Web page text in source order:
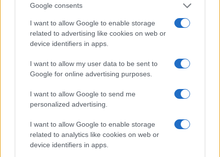
Google consents
I want to allow Google to enable storage
related to advertising like cookies on web or
device identifiers in apps.
I want to allow my user data to be sent to
Google for online advertising purposes.
I want to allow Google to send me
personalized advertising.
I want to allow Google to enable storage
related to analytics like cookies on web or
device identifiers in apps.
I nostri cari
I nostri cari